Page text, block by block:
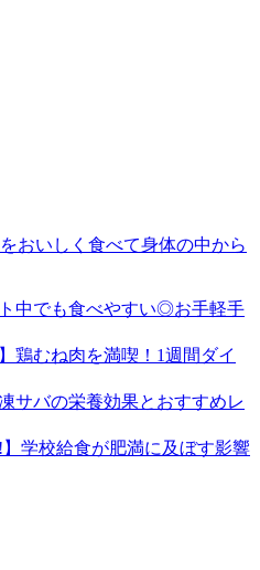
おいしく食べて身体の中から
中でも食べやすい◎お手軽手
鶏むね肉を満喫！1週間ダイ
サバの栄養効果とおすすめレ
】学校給食が肥満に及ぼす影響